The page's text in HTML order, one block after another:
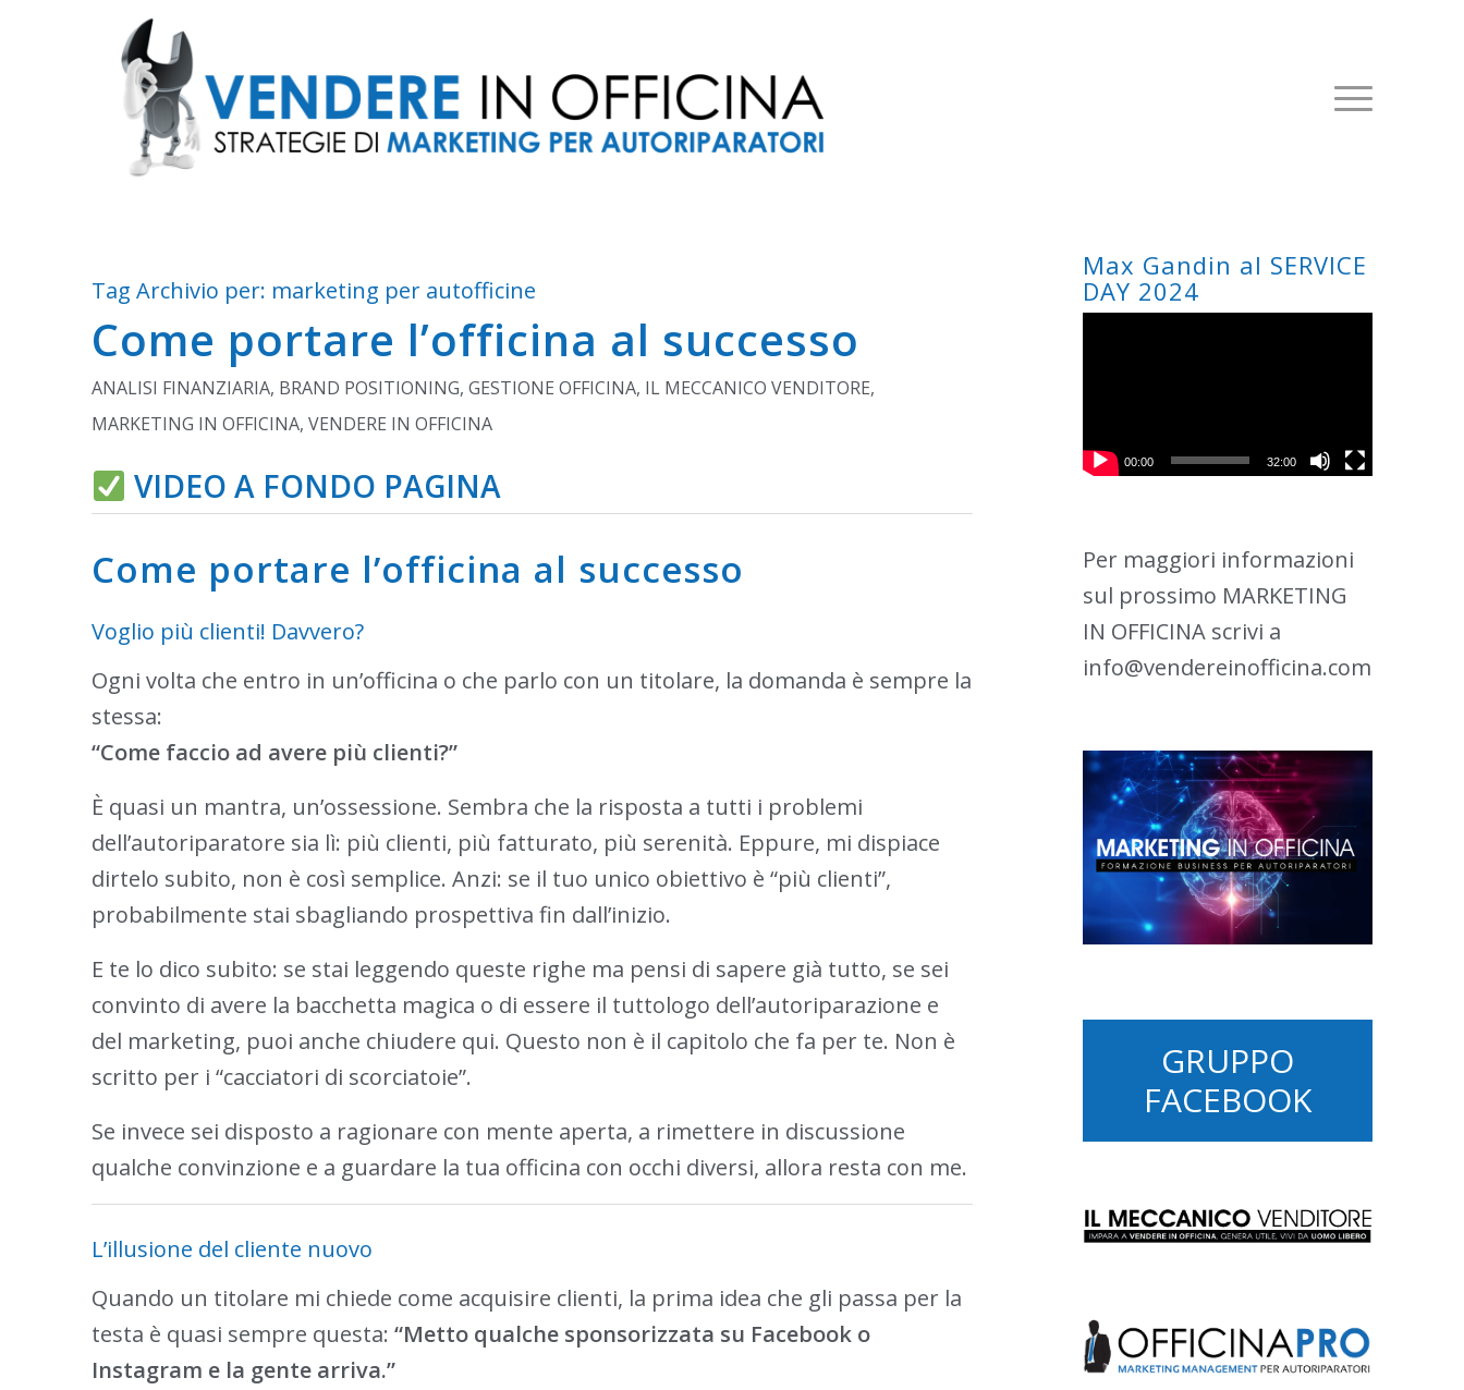
Tag Archivio per: marketing per autofficine
Come portare l’officina al successo
ANALISI FINANZIARIA, BRAND POSITIONING, GESTIONE OFFICINA, IL MECCANICO VENDITORE,
MARKETING IN OFFICINA, VENDERE IN OFFICINA
VIDEO A FONDO PAGINA
Come portare l’officina al successo
Voglio più clienti! Davvero?
Ogni volta che entro in un’officina o che parlo con un titolare, la domanda è sempre la
stessa:
“Come faccio ad avere più clienti?”
È quasi un mantra, un’ossessione. Sembra che la risposta a tutti i problemi
dell’autoriparatore sia lì: più clienti, più fatturato, più serenità. Eppure, mi dispiace
dirtelo subito, non è così semplice. Anzi: se il tuo unico obiettivo è “più clienti”,
probabilmente stai sbagliando prospettiva fin dall’inizio.
E te lo dico subito: se stai leggendo queste righe ma pensi di sapere già tutto, se sei
convinto di avere la bacchetta magica o di essere il tuttologo dell’autoriparazione e
del marketing, puoi anche chiudere qui. Questo non è il capitolo che fa per te. Non è
scritto per i “cacciatori di scorciatoie”.
Se invece sei disposto a ragionare con mente aperta, a rimettere in discussione
qualche convinzione e a guardare la tua officina con occhi diversi, allora resta con me.
L’illusione del cliente nuovo
Quando un titolare mi chiede come acquisire clienti, la prima idea che gli passa per la
testa è quasi sempre questa: “Metto qualche sponsorizzata su Facebook o
Instagram e la gente arriva.”
Max Gandin al SERVICE
DAY 2024
00:00 32:00
Per maggiori informazioni
sul prossimo MARKETING
IN OFFICINA scrivi a
info@vendereinofficina.com
GRUPPO
FACEBOOK